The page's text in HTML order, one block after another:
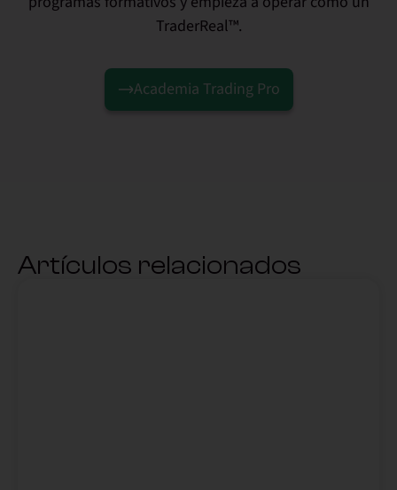
TraderReal™.
Academia Trading Pro
Artículos relacionados